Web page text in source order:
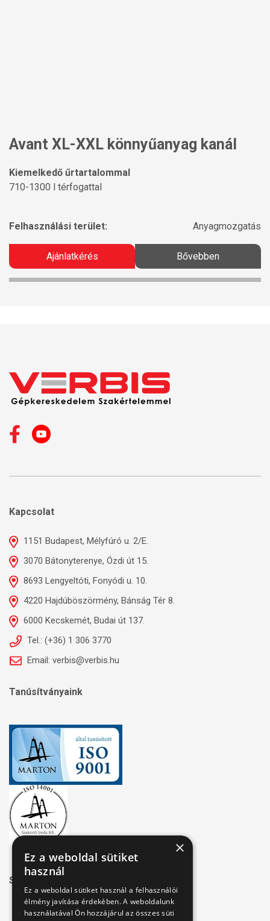
Avant XL-XXL könnyűanyag kanál
Kiemelkedő űrtartalommal
710-1300 l térfogattal
Felhasználási terület: Anyagmozgatás
Ajánlatkérés Bővebben
Kapcsolat
1151 Budapest, Mélyfúró u. 2/E.
3070 Bátonyterenye, Ózdi út 15.
8693 Lengyeltóti, Fonyódi u. 10.
4220 Hajdúböszörmény, Bánság Tér 8.
6000 Kecskemét, Budai út 137.
Tel.: (+36) 1 306 3770
Email: verbis@verbis.hu
Tanúsítványaink
Széchenyi 2020
×
Ez a weboldal sütiket
használ
Ez a weboldal sütiket használ a felhasználói
élmény javítása érdekében. A weboldalunk
használatával Ön hozzájárul az összes süti